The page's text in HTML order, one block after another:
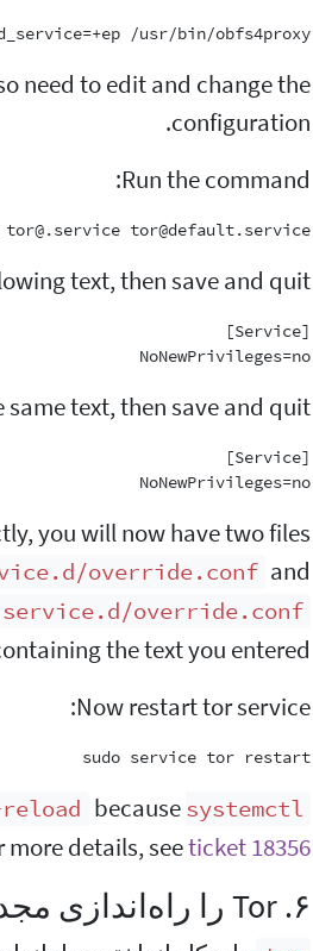
/usr/bin/obfs4proxy
need to edit and change the
configuration.
Run the command:
tor@default.service
text, then save and quit.
NoNewPrivileges=no
text, then save and quit.
NoNewPrivileges=no
you will now have two files
override.conf and
override.conf
the text you entered.
Now restart tor service:
sudo service tor restart
because systemctl
more details, seeticket 18356
۶. Tor را راه‌اندازی مجدد کنید